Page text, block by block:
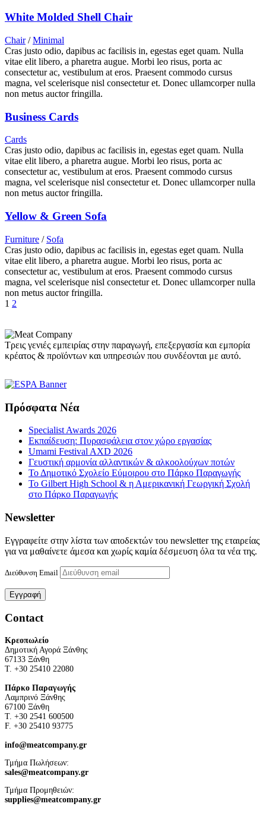
White Molded Shell Chair
Chair / Minimal
Cras justo odio, dapibus ac facilisis in, egestas eget quam. Nulla
vitae elit libero, a pharetra augue. Morbi leo risus, porta ac
consectetur ac, vestibulum at eros. Praesent commodo cursus
magna, vel scelerisque nisl consectetur et. Donec ullamcorper nulla
non metus auctor fringilla.
Business Cards
Cards
Cras justo odio, dapibus ac facilisis in, egestas eget quam. Nulla
vitae elit libero, a pharetra augue. Morbi leo risus, porta ac
consectetur ac, vestibulum at eros. Praesent commodo cursus
magna, vel scelerisque nisl consectetur et. Donec ullamcorper nulla
non metus auctor fringilla.
Yellow & Green Sofa
Furniture / Sofa
Cras justo odio, dapibus ac facilisis in, egestas eget quam. Nulla
vitae elit libero, a pharetra augue. Morbi leo risus, porta ac
consectetur ac, vestibulum at eros. Praesent commodo cursus
magna, vel scelerisque nisl consectetur et. Donec ullamcorper nulla
non metus auctor fringilla.
1 2
Τρεις γενιές εμπειρίας στην παραγωγή, επεξεργασία και εμπορία
κρέατος & προϊόντων και υπηρεσιών που συνδέονται με αυτό.
Πρόσφατα Νέα
Specialist Awards 2026
Εκπαίδευση: Πυρασφάλεια στον χώρο εργασίας
Umami Festival AXD 2026
Γευστική αρμονία αλλαντικών & αλκοολούχων ποτών
Το Δημοτικό Σχολείο Εύμοιρου στο Πάρκο Παραγωγής
Το Gilbert High School & η Αμερικανική Γεωργική Σχολή
στο Πάρκο Παραγωγής
Newsletter
Εγγραφείτε στην λίστα των αποδεκτών του newsletter της εταιρείας
για να μαθαίνετε άμεσα και χωρίς καμία δέσμευση όλα τα νέα της.
Διεύθυνση Email
Contact
Κρεοπωλείο
Δημοτική Αγορά Ξάνθης
67133 Ξάνθη
Τ. +30 25410 22080
Πάρκο Παραγωγής
Λαμπρινό Ξάνθης
67100 Ξάνθη
Τ. +30 2541 600500
F. +30 25410 93775
info@meatcompany.gr
Τμήμα Πωλήσεων:
sales@meatcompany.gr
Τμήμα Προμηθειών:
supplies@meatcompany.gr